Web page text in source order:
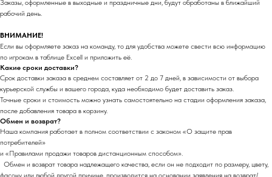
Заказы, оформленные в выходные и праздничные дни, будут обработаны в ближайший
рабочий день.
ВНИМАНИЕ!
Если вы оформляете заказ на команду, то для удобства можете свести всю информацию
по игрокам в таблице Excell и приложить её.
Какие сроки доставки?
Срок доставки заказа в среднем составляет от 2 до 7 дней, в зависимости от выбора
курьерской службы и вашего города, куда необходимо будет доставить заказ.
Точные сроки и стоимость можно узнать самостоятельно на стадии оформления заказа,
после добавления товара в корзину.
Обмен и возврат?
Наша компания работает в полном соответствии с законом «О защите прав
потребителей»
и «Правилами продажи товаров дистанционным способом».
Обмен и возврат товара надлежащего качества, если он не подходит по размеру, цвету,
фасону или любой другой причине, производится на основании заявления на возврат/